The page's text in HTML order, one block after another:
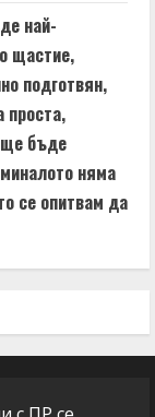
най-
щастие,
подготвян,
проста,
ще бъде
няма
се опитвам да